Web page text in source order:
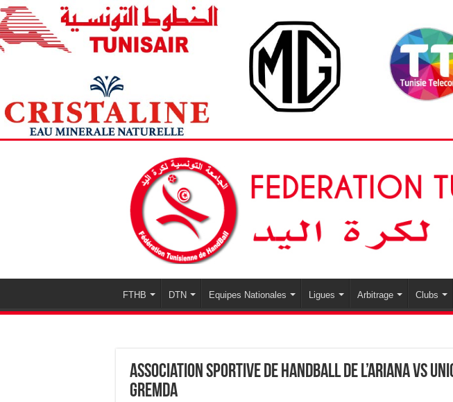
FTHB DTN Equipes Nationales Ligues Arbitrage Clubs
Association Sportive de Handball de l’Ariana vs
Gremda